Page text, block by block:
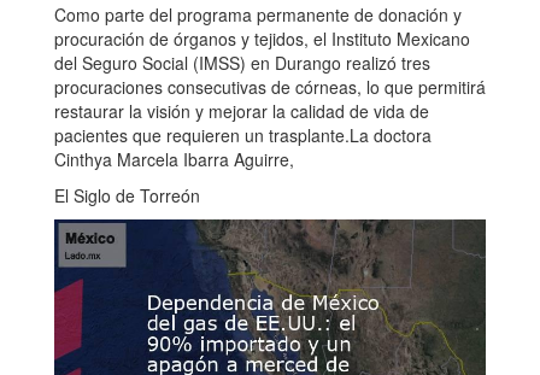
Como parte del programa permanente de donación y
procuración de órganos y tejidos, el Instituto Mexicano
del Seguro Social (IMSS) en Durango realizó tres
procuraciones consecutivas de córneas, lo que permitirá
restaurar la visión y mejorar la calidad de vida de
pacientes que requieren un trasplante.La doctora
Cinthya Marcela Ibarra Aguirre,
El Siglo de Torreón